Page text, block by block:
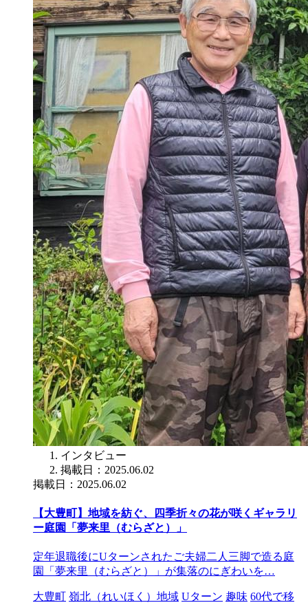
インタビュー
掲載日：2025.06.02
掲載日：2025.06.02
【大豊町】地域を紡ぐ、四季折々の花が咲くギャラリ
ー庭園「夢来里（むらざと）」
定年退職後にUターンされたご夫婦二人三脚で造る庭
園「夢来里（むらざと）」が集落のにぎわいを…
大豊町 嶺北（れいほく）地域 Uターン 趣味 60代で移